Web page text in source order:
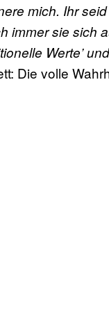
mich. Ihr
immer sie sich
Werte’
Die volle